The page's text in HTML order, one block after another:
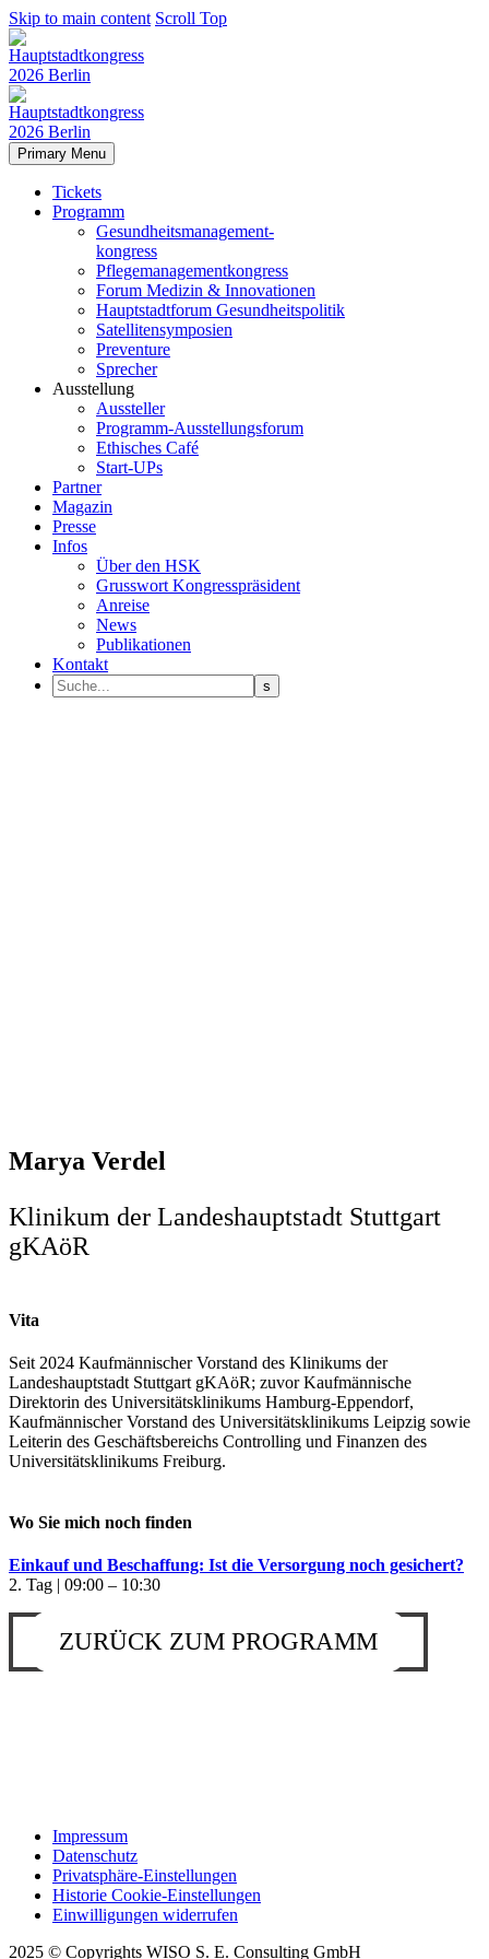
Skip to main content Scroll Top
Primary Menu
Tickets
Programm
Gesundheitsmanagement-
kongress
Pflegemanagementkongress
Forum Medizin & Innovationen
Hauptstadtforum Gesundheitspolitik
Satellitensymposien
Preventure
Sprecher
Ausstellung
Aussteller
Programm-Ausstellungsforum
Ethisches Café
Start-UPs
Partner
Magazin
Presse
Infos
Über den HSK
Grusswort Kongresspräsident
Anreise
News
Publikationen
Kontakt
Marya Verdel
Klinikum der Landeshauptstadt Stuttgart
gKAöR
Vita
Seit 2024 Kaufmännischer Vorstand des Klinikums der
Landeshauptstadt Stuttgart gKAöR; zuvor Kaufmännische
Direktorin des Universitätsklinikums Hamburg-Eppendorf,
Kaufmännischer Vorstand des Universitätsklinikums Leipzig sowie
Leiterin des Geschäftsbereichs Controlling und Finanzen des
Universitätsklinikums Freiburg.
Wo Sie mich noch finden
Einkauf und Beschaffung: Ist die Versorgung noch gesichert?
2. Tag | 09:00 – 10:30
ZURÜCK ZUM PROGRAMM
Impressum
Datenschutz
Privatsphäre-Einstellungen
Historie Cookie-Einstellungen
Einwilligungen widerrufen
2025 © Copyrights WISO S. E. Consulting GmbH